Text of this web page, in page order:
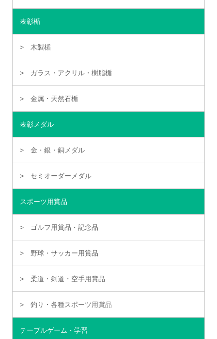
表彰楯
木製楯
ガラス・アクリル・樹脂楯
金属・天然石楯
表彰メダル
金・銀・銅メダル
セミオーダーメダル
スポーツ用賞品
ゴルフ用賞品・記念品
野球・サッカー用賞品
柔道・剣道・空手用賞品
釣り・各種スポーツ用賞品
テーブルゲーム・学習